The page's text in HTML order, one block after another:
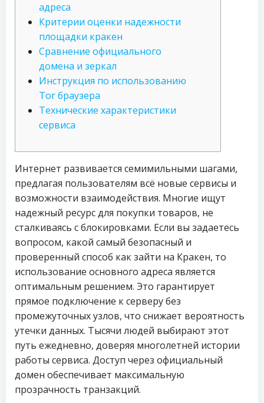
адреса
Критерии оценки надежности
площадки кракен
Сравнение официального
домена и зеркал
Инструкция по использованию
Tor браузера
Технические характеристики
сервиса
Интернет развивается семимильными шагами,
предлагая пользователям всё новые сервисы и
возможности взаимодействия. Многие ищут
надежный ресурс для покупки товаров, не
сталкиваясь с блокировками. Если вы задаетесь
вопросом, какой самый безопасный и
проверенный способ как зайти на Кракен, то
использование основного адреса является
оптимальным решением. Это гарантирует
прямое подключение к серверу без
промежуточных узлов, что снижает вероятность
утечки данных. Тысячи людей выбирают этот
путь ежедневно, доверяя многолетней истории
работы сервиса. Доступ через официальный
домен обеспечивает максимальную
прозрачность транзакций.